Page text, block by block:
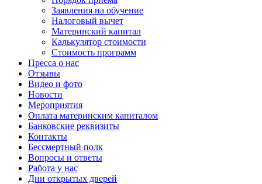
Заявления на обучение
Налоговый вычет
Материнский капитал
Калькулятор стоимости
Стоимость программ
Пресса о нас
Отзывы
Видео и фото
Новости
Мероприятия
Оплата материнским капиталом
Банковские реквизиты
Контакты
Бессмертный полк
Вопросы и ответы
Работа у нас
Дни открытых дверей